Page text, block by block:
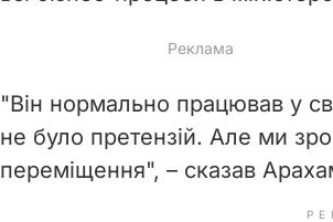
"Він нормально працював у
не було претензій. Але ми
переміщення", – сказав